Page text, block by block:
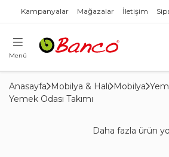
Kampanyalar Mağazalar İletişim
Menü
Anasayfa Mobilya & Halı Mobilya
Yemek Odası Takımı
Daha fazla ürün